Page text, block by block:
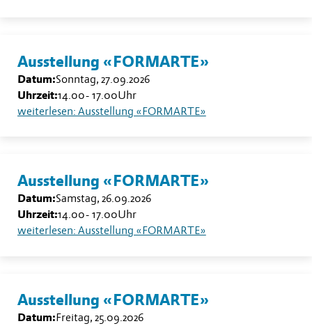
Ausstellung «FORMARTE»
Datum:Sonntag, 27.09.2026
Uhrzeit:14.00- 17.00Uhr
weiterlesen: Ausstellung «FORMARTE»
Ausstellung «FORMARTE»
Datum:Samstag, 26.09.2026
Uhrzeit:14.00- 17.00Uhr
weiterlesen: Ausstellung «FORMARTE»
Ausstellung «FORMARTE»
Datum:Freitag, 25.09.2026